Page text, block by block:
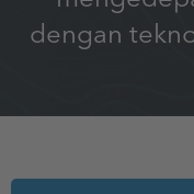
dengan